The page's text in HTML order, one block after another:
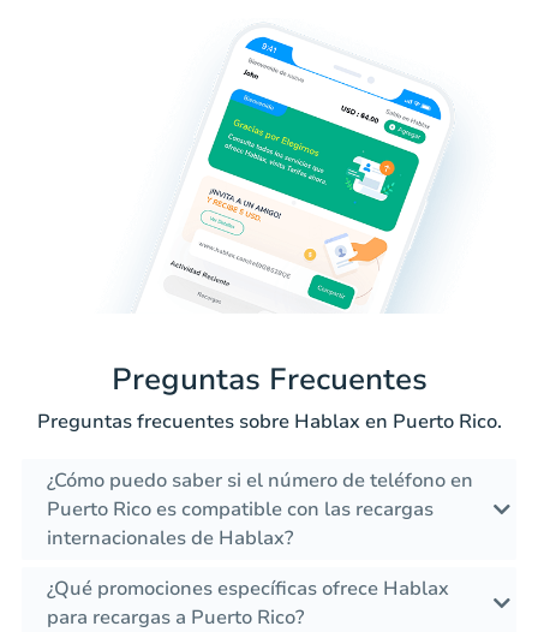
Preguntas Frecuentes
Preguntas frecuentes sobre Hablax en Puerto Rico.
¿Cómo puedo saber si el número de teléfono en
Puerto Rico es compatible con las recargas
internacionales de Hablax?
¿Qué promociones específicas ofrece Hablax
para recargas a Puerto Rico?